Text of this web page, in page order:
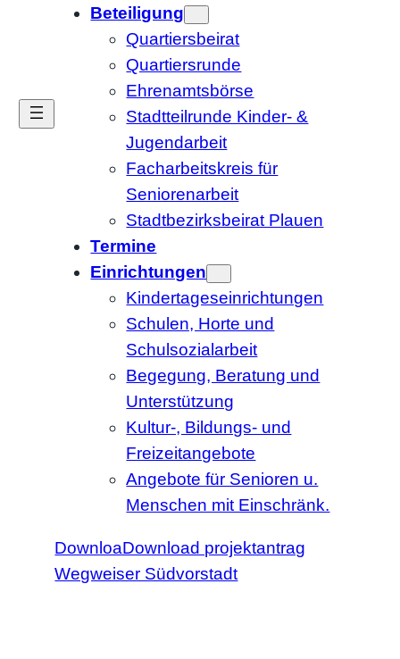
Beteiligung
Quartiersbeirat
Quartiersrunde
Ehrenamtsbörse
Stadtteilrunde Kinder- &
Jugendarbeit
Facharbeitskreis für
Seniorenarbeit
Stadtbezirksbeirat Plauen
Termine
Einrichtungen
Kindertageseinrichtungen
Schulen, Horte und
Schulsozialarbeit
Begegung, Beratung und
Unterstützung
Kultur-, Bildungs- und
Freizeitangebote
Angebote für Senioren u.
Menschen mit Einschränk.
DownloaDownload projektantrag
Wegweiser Südvorstadt